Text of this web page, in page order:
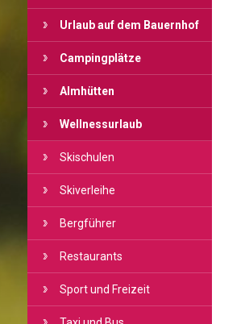
Urlaub auf dem Bauernhof
Campingplätze
Almhütten
Wellnessurlaub
Skischulen
Skiverleihe
Bergführer
Restaurants
Sport und Freizeit